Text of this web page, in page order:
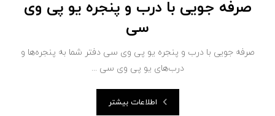
صرفه جویی با درب و پنجره یو پی وی
سی
صرفه جویی با درب و پنجره یو پی وی سی دفتر شما به پنجره‌ها و
درب‌های یو پی وی سی ...
اطلاعات بیشتر